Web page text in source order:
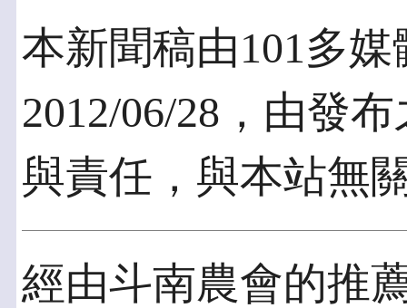
本新聞稿由101多
2012/06/28，由發
與責任，與本站無
經由斗南農會的推